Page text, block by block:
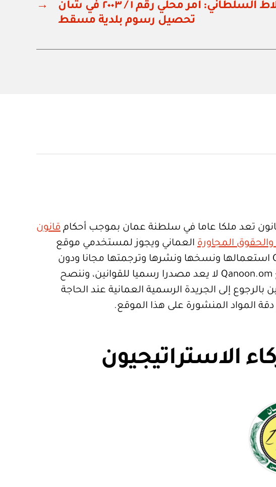
→
ديوان البلاط السلطاني: أمر محلي رقم ١ / ٢٠٠٣ في شأن
تحصيل رسوم بلدية مسقط
تعد ملكا عاما في سلطنة عمان بموجب أحكام قانون
المجاورة العماني ويجوز لمستخدمي موقع
Qanoon.om استعمالها ونسخها ونشرها وترجمتها مجانا ودون
قيود. موقع Qanoon.om لا يعد مصدرا رسميا للقوانين، وننصح
بالرجوع إلى الجريدة الرسمية العمانية عند الحاجة
المواد المنشورة على هذا الموقع.
الاستراتيجيون